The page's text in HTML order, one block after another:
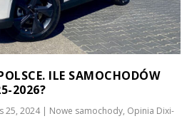
ILE SAMOCHODÓW
2026?
25, 2024| Nowe samochody, Opinia Dixi-